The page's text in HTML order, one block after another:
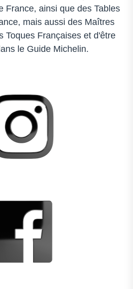
France, ainsi que des Tables
mais aussi des Maîtres
Toques Françaises et d'être
le Guide Michelin.